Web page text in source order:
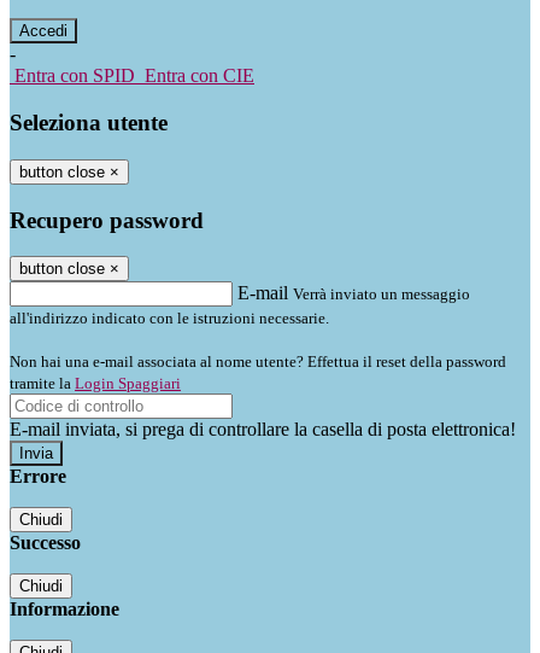
-
Entra con SPID Entra con CIE
Seleziona utente
button close ×
Recupero password
button close ×
E-mail Verrà inviato un messaggio
all'indirizzo indicato con le istruzioni necessarie.
Non hai una e-mail associata al nome utente? Effettua il reset della password
tramite la Login Spaggiari
E-mail inviata, si prega di controllare la casella di posta elettronica!
Errore
Chiudi
Successo
Chiudi
Informazione